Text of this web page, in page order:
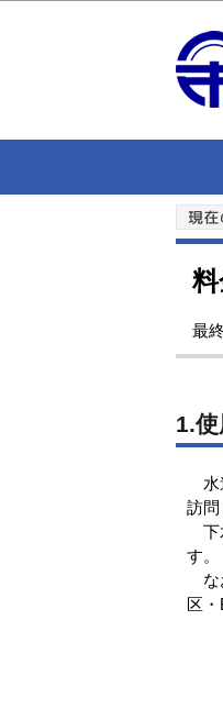
最
1.
水
訪問
下
す。
な
区